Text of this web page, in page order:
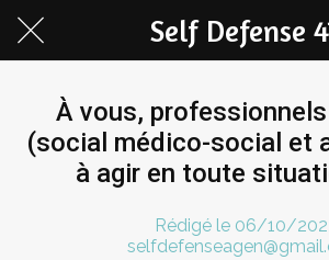
Self Defense
À vous,
(social médico-social et
à agir en toute
Rédigé le 06/10/